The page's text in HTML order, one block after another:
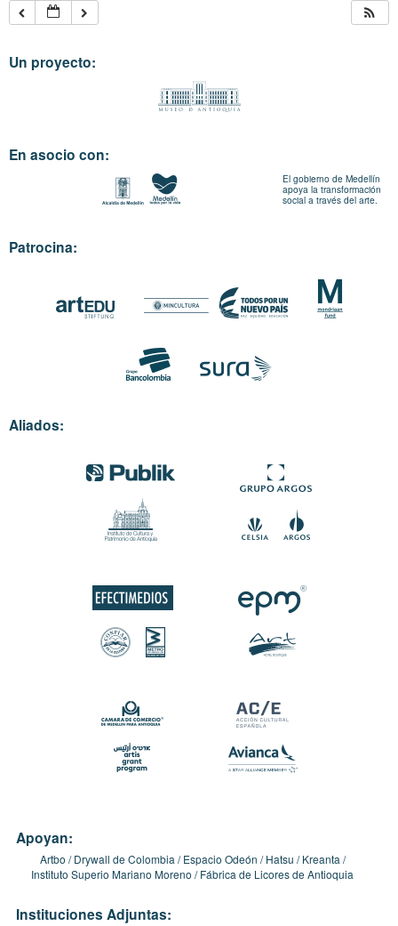
Un proyecto:
En asocio con:
El gobierno de Medellín
apoya la transformación
social a través del arte.
Patrocina:
Aliados:
Apoyan:
Artbo Drywall de Colombia Espacio Odeón Hatsu
Kreanta
Instituto Superio Mariano Moreno
Fábrica de Licores de Antioquia
Instituciones Adjuntas: